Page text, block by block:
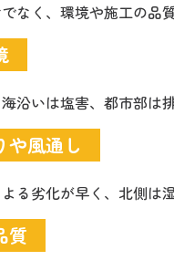
なく、環境や施工の品
沿いは塩害、都市部は
や風通し
る劣化が早く、北側は
質